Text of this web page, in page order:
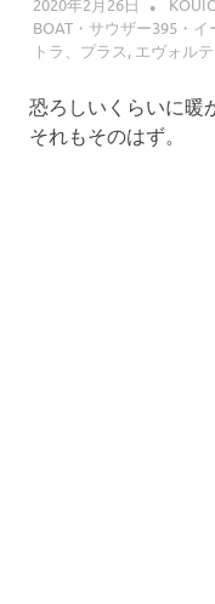
BOAT・サウザー395・イ
トラ、プラス, エヴォル
恐ろしいくらいに暖
それもそのはず。